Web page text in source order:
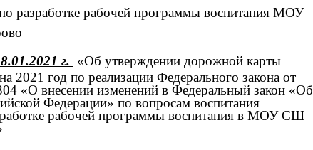
разработке рабочей программы воспитания МОУ
г. «Об утверждении дорожной карты
2021 год по реализации Федерального закона от
«О внесении изменений в Федеральный закон «Об
Федерации» по вопросам воспитания
рабочей программы воспитания в МОУ СШ